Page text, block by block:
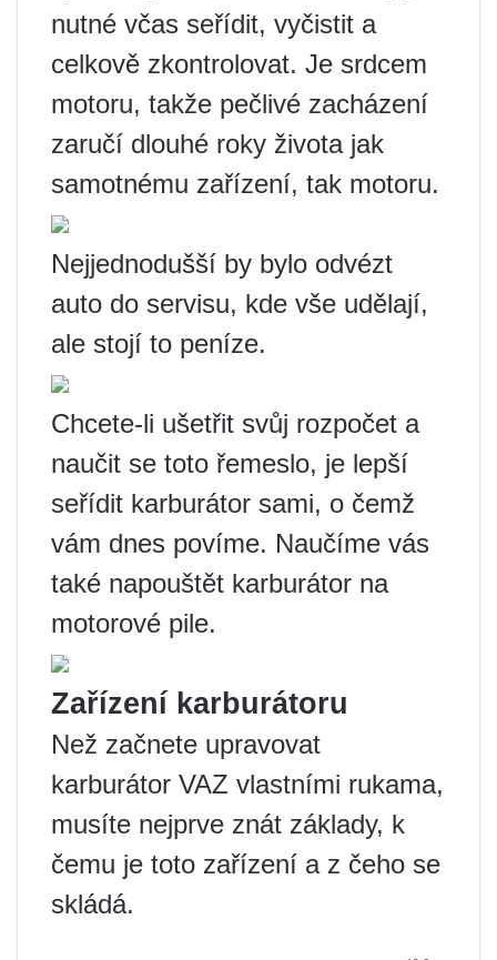
nutné včas seřídit, vyčistit a
celkově zkontrolovat. Je srdcem
motoru, takže pečlivé zacházení
zaručí dlouhé roky života jak
samotnému zařízení, tak motoru.
Nejjednodušší by bylo odvézt
auto do servisu, kde vše udělají,
ale stojí to peníze.
Chcete-li ušetřit svůj rozpočet a
naučit se toto řemeslo, je lepší
seřídit karburátor sami, o čemž
vám dnes povíme. Naučíme vás
také napouštět karburátor na
motorové pile.
Zařízení karburátoru
Než začnete upravovat
karburátor VAZ vlastními rukama,
musíte nejprve znát základy, k
čemu je toto zařízení a z čeho se
skládá.